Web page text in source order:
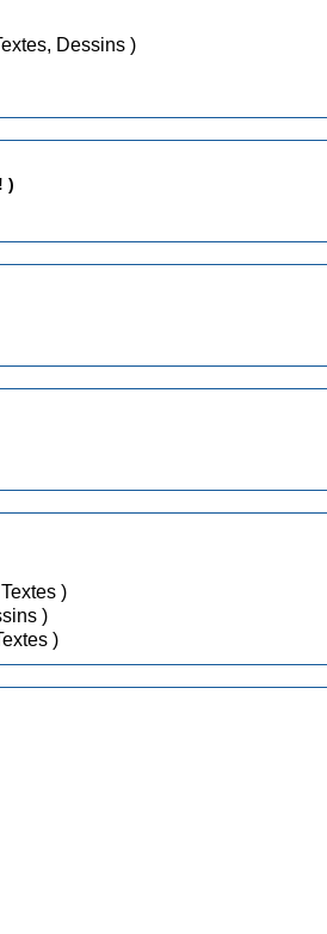
1 : Roi du foot et l'équipe des poussins / Fév 1990 ( Textes, Dessins )
)
/ Déc 1988 ( Textes )
( Dessins )
1991 ( Textes )